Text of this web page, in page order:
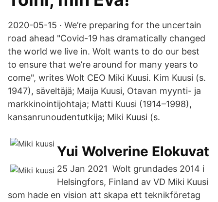
2020-05-15 · We’re preparing for the uncertain
road ahead "Covid-19 has dramatically changed
the world we live in. Wolt wants to do our best
to ensure that we’re around for many years to
come", writes Wolt CEO Miki Kuusi. Kim Kuusi (s.
1947), säveltäjä; Maija Kuusi, Otavan myynti- ja
markkinointijohtaja; Matti Kuusi (1914–1998),
kansanrunoudentutkija; Miki Kuusi (s.
Yui Wolverine Elokuvat
25 Jan 2021 Wolt grundades 2014 i
Helsingfors, Finland av VD Miki Kuusi
som hade en vision att skapa ett teknikföretag